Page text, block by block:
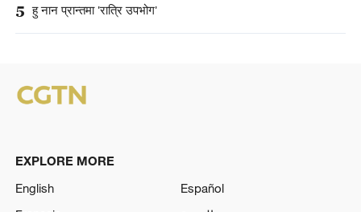
5 हु नान प्रान्तमा 'रात्रि उपभोग'
EXPLORE MORE
English
Español